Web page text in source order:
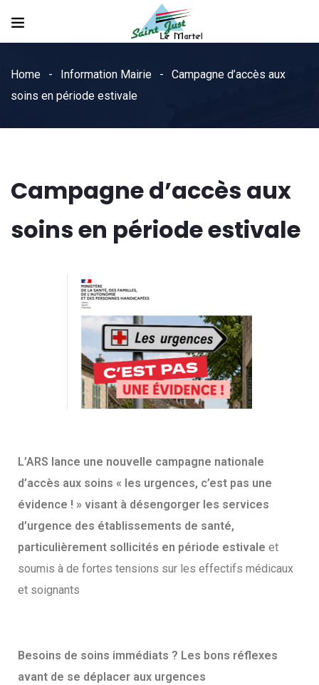
Home Information Mairie
Campagne d’accès aux
soins en période estivale
Campagne d’accès aux
soins en période estivale
L’ARS lance une nouvelle campagne nationale
d’accès aux soins « les urgences, c’est pas une
évidence ! » visant à désengorger les services
d’urgence des établissements de santé,
particulièrement sollicités en période estivale et
soumis à de fortes tensions sur les effectifs médicaux
et soignants
Besoins de soins immédiats ? Les bons réflexes
avant de se déplacer aux urgences